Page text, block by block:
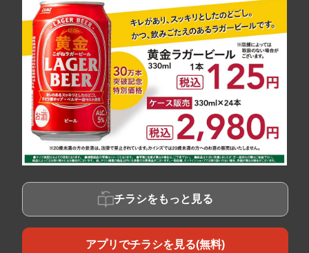
チラシをもっと見る
アプリでチラシを見る(無料)